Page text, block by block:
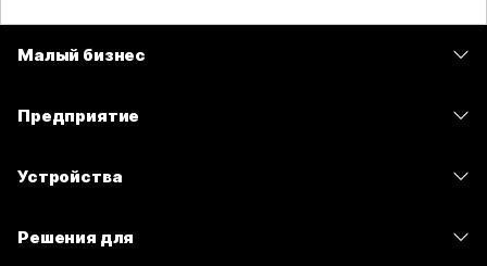
Малый бизнес
Предприятие
Устройства
Решения для